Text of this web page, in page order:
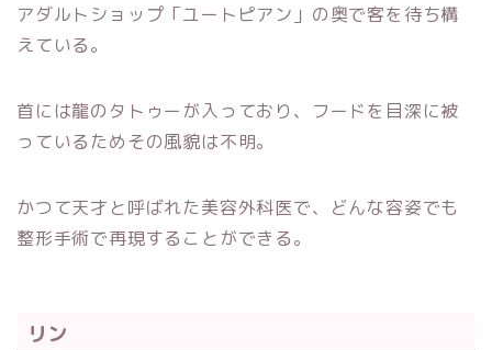
アダルトショップ「ユートピアン」の奥で客を待ち構
えている。
首には龍のタトゥーが入っており、フードを目深に被
っているためその風貌は不明。
かつて天才と呼ばれた美容外科医で、どんな容姿でも
整形手術で再現することができる。
リン